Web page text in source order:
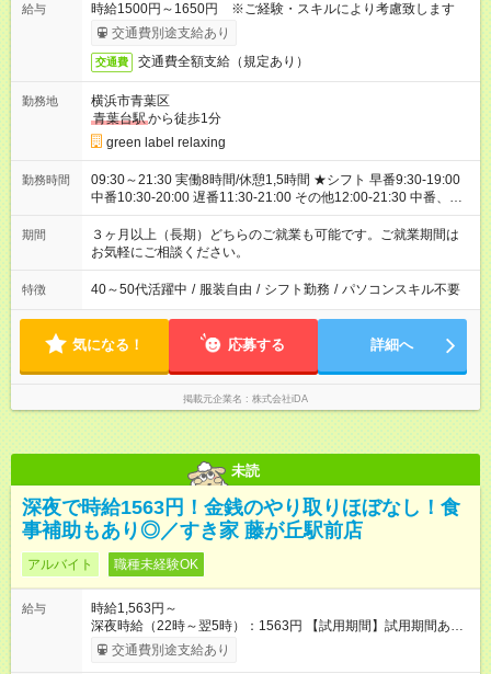
給与
時給1500円～1650円 ※ご経験・スキルにより考慮致します
交通費別途支給あり
交通費 交通費全額支給（規定あり）
勤務地
横浜市青葉区
青葉台駅から徒歩1分
green label relaxing
勤務時間
09:30～21:30 実働8時間/休憩1,5時間 ★シフト 早番9:30-19:00
中番10:30-20:00 遅番11:30-21:00 その他12:00-21:30 中番、遅
番メイン予定
期間
３ヶ月以上（長期）どちらのご就業も可能です。ご就業期間は
お気軽にご相談ください。
特徴 40～50代活躍中 / 服装自由 / シフト勤務 / パソコンスキル不要
気になる！ 応募する 詳細へ
掲載元企業名 株式会社iDA
未読
深夜で時給1563円！金銭のやり取りほぼなし！食
事補助もあり◎／すき家 藤が丘駅前店
アルバイト 職種未経験OK
給与
時給1,563円～
深夜時給（22時～翌5時）：1563円 【試用期間】試用期間あり
試用期間の長さ：1ヶ月 雇用形態、給与は本採用時と同じです。
試用期間の実態は30日（※条件変更なし）ですが、切り上げで
交通費別途支給あり